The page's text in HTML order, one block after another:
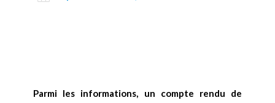
Parmi les informations, un compte rendu de